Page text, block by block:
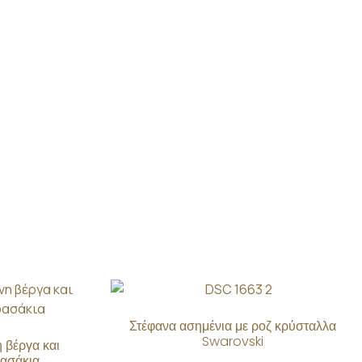
και
Στέφανα ασημένια με ροζ κρύσταλλα
Swarovski